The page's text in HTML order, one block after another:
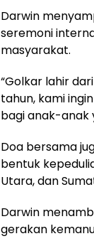
Darwin
seremoni
masyarakat.
“Golkar lahir
tahun, kami
bagi anak-anak
Doa bersama
bentuk
Utara, dan
Darwin
gerakan